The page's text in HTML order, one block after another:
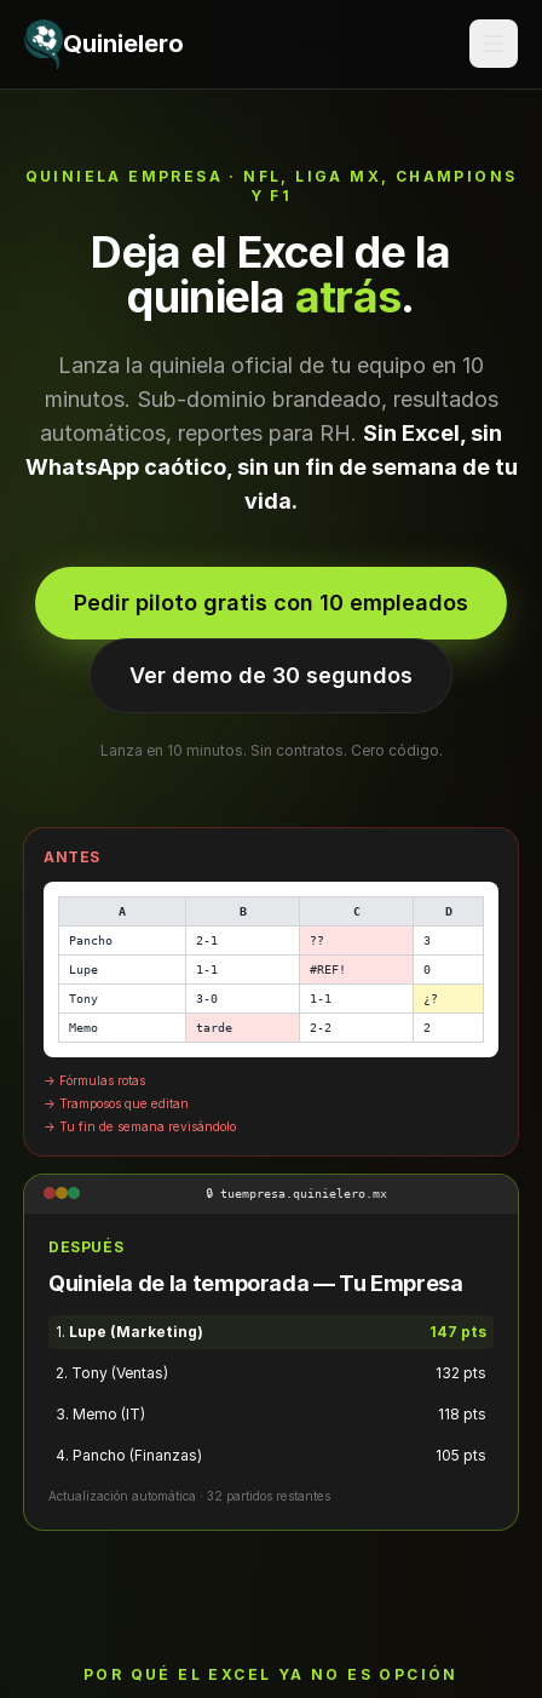
Saltar al contenido
Quinielero
QUINIELA EMPRESA · NFL, LIGA MX, CHAMPIONS
Y F1
Deja el Excel de la
quiniela atrás.
Lanza la quiniela oficial de tu equipo en 10
minutos. Sub-dominio brandeado, resultados
automáticos, reportes para RH. Sin Excel, sin
WhatsApp caótico, sin un fin de semana de tu
vida.
Pedir piloto gratis con 10 empleados
Ver demo de 30 segundos
Lanza en 10 minutos. Sin contratos. Cero código.
ANTES
A B C D
Pancho 2-1 ?? 3
Lupe 1-1 #REF! 0
Tony 3-0 1-1 ¿?
Memo tarde 2-2 2
→ Fórmulas rotas
→ Tramposos que editan
→ Tu fin de semana revisándolo
🔒 tuempresa.quinielero.mx
DESPUÉS
Quiniela de la temporada — Tu Empresa
1. Lupe (Marketing) 147 pts
2. Tony (Ventas) 132 pts
3. Memo (IT) 118 pts
4. Pancho (Finanzas) 105 pts
Actualización automática · 32 partidos restantes
POR QUÉ EL EXCEL YA NO ES OPCIÓN